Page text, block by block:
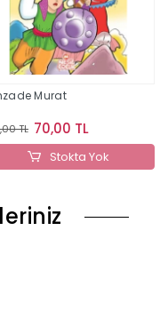
Murat
TL 70,00 TL
Stokta Yok